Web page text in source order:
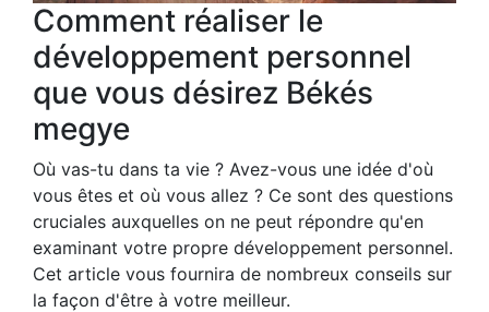
Comment réaliser le
développement personnel
que vous désirez Békés
megye
Où vas-tu dans ta vie ? Avez-vous une idée d'où
vous êtes et où vous allez ? Ce sont des questions
cruciales auxquelles on ne peut répondre qu'en
examinant votre propre développement personnel.
Cet article vous fournira de nombreux conseils sur
la façon d'être à votre meilleur.